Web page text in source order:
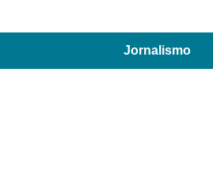
Jornalismo